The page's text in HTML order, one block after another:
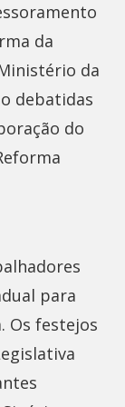
da
da
debatidas
do
para
Os festejos